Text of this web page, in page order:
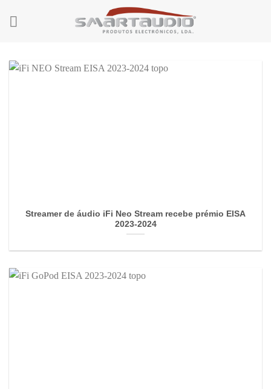
Streamer de áudio iFi Neo Stream recebe prémio EISA
2023-2024